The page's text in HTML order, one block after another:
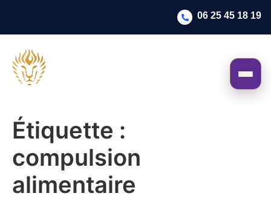
06 25 45 18 19
Étiquette :
compulsion
alimentaire